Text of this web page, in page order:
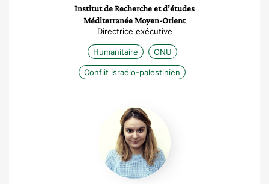
Institut de Recherche et d’études
Méditerranée Moyen-Orient
Directrice exécutive
Humanitaire ONU
Conflit israélo-palestinien
Moana
Genevey